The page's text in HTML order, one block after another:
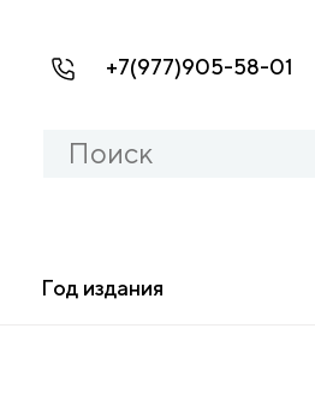
+7(977)905-58-01
Год издания